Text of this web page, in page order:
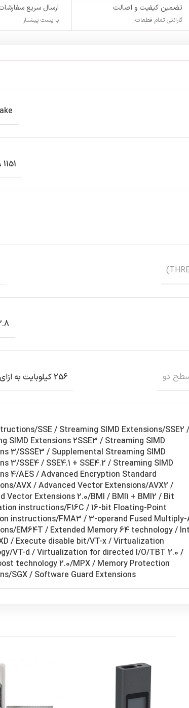
تضمین کیفیت و اصالت
گارانتی تمام قطعات
ارسال سریع
با پست پیشتاز
2.8
256 کیلوبایت به ازای هر هسته
SSE / Streaming SIMD Extensions/SSE2 /
SIMD Extensions 2SSE3 / Streaming SIMD
3/SSSE3 / Supplemental Streaming SIMD
3/SSE4 / SSE4.1 + SSE4.2 / Streaming SIMD
4/AES / Advanced Encryption Standard
AVX / Advanced Vector Extensions/AVX2 /
Vector Extensions 2.0/BMI / BMI1 + BMI2 / Bit
instructions/F16C / 16-bit Floating-Point
instructions/FMA3 / 3-operand Fused Multiply-
EM64T / Extended Memory 64 technology /
/ Execute disable bit/VT-x / Virtualization
VT-d / Virtualization for directed I/O/TBT 2.0 /
technology 2.0/MPX / Memory Protection
SGX / Software Guard Extensions